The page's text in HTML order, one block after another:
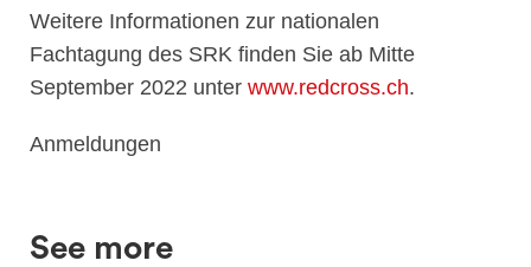
Weitere Informationen zur nationalen
Fachtagung des SRK finden Sie ab Mitte
September 2022 unter www.redcross.ch.
Anmeldungen
See more